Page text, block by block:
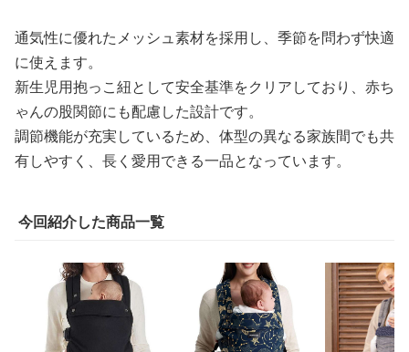
通気性に優れたメッシュ素材を採用し、季節を問わず快適
に使えます。
新生児用抱っこ紐として安全基準をクリアしており、赤ち
ゃんの股関節にも配慮した設計です。
調節機能が充実しているため、体型の異なる家族間でも共
有しやすく、長く愛用できる一品となっています。
今回紹介した商品一覧